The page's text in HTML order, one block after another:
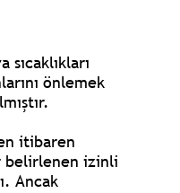
önlemek
itibaren
belirlenen izinli
Ancak